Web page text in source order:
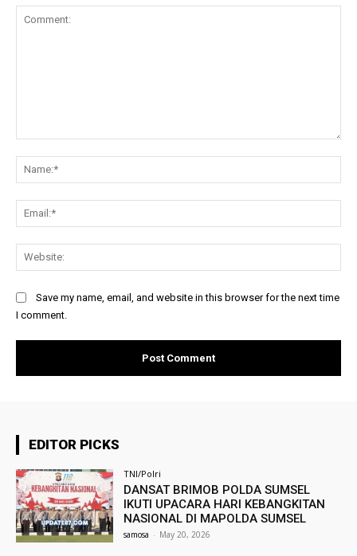
Save my name, email, and website in this browser for the next time
I comment.
EDITOR PICKS
TNI/Polri
DANSAT BRIMOB POLDA SUMSEL
IKUTI UPACARA HARI KEBANGKITAN
NASIONAL DI MAPOLDA SUMSEL
samosa - May 20, 2026